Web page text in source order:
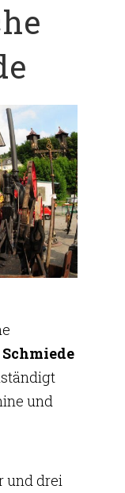
und
und drei